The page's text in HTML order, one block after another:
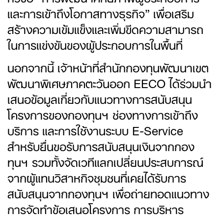
และการเข้าถึงโอกาสทางธุรกิจ” เพื่อเสริม
สร้างความเข้มแข็งและเพิ่มขีดความสามารถ
ในการแข่งขันของผู้ประกอบการในพื้นที่
นอกจากนี้ เจ้าหน้าที่สำนักกองทุนพัฒนาเขต
พัฒนาพิเศษภาคตะวันออก EECO ได้ร่วมนำ
เสนอข้อมูลเกี่ยวกับแนวทางการสนับสนุน
โครงการของกองทุนฯ ช่องทางการเข้าถึง
บริการ และการใช้งานระบบ E-Service
สำหรับยื่นขอรับการสนับสนุนเงินจากกอง
ทุนฯ รวมทั้งจัดเวทีแลกเปลี่ยนประสบการณ์
จากผู้แทนวิสาหกิจชุมชนที่เคยได้รับการ
สนับสนุนจากกองทุนฯ เพื่อถ่ายทอดแนวทาง
การจัดทำข้อเสนอโครงการ การบริหาร